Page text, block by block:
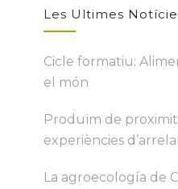
Les Ultimes
Cicle formatiu:
el món
Produïm de
experiències
La agroecología de